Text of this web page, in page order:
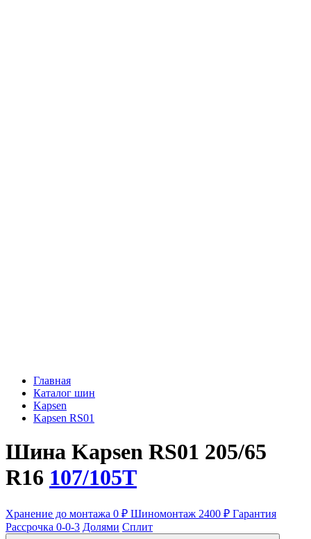
Главная
Каталог шин
Kapsen
Kapsen RS01
Шина Kapsen RS01 205/65
R16 107/105T
Хранение до монтажа 0 ₽ Шиномонтаж 2400 ₽ Гарантия
Рассрочка 0-0-3 Долями Сплит